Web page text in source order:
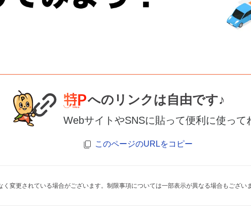
へのリンクは自由です♪
WebサイトやSNSに貼って便利に使って
このページのURLをコピー
変更されている場合がございます。制限事項については一部表示が異なる場合もござい